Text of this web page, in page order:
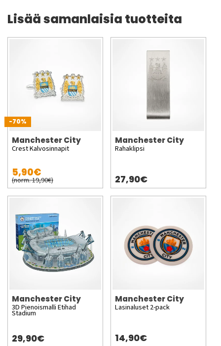
Lisää samanlaisia tuotteita
-70%
Manchester City
Crest Kalvosinnapit
5,90€
(norm. 19,90€)
Manchester City
Rahaklipsi
27,90€
Manchester City
3D Pienoismalli Etihad
Stadium
29,90€
Manchester City
Lasinaluset 2-pack
14,90€